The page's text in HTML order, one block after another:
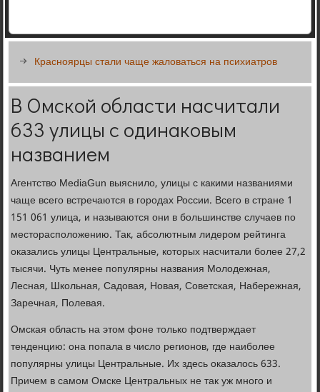
Красноярцы стали чаще жаловаться на психиатров
В Омской области насчитали
633 улицы с одинаковым
названием
Агентство MediaGun выяснило, улицы с какими названиями
чаще всего встречаются в городах России. Всего в стране 1
151 061 улица, и называются они в большинстве случаев по
месторасположению. Так, абсолютным лидером рейтинга
оказались улицы Центральные, которых насчитали более 27,2
тысячи. Чуть менее популярны названия Молодежная,
Лесная, Школьная, Садовая, Новая, Советская, Набережная,
Заречная, Полевая.
Омская область на этом фоне только подтверждает
тенденцию: она попала в число регионов, где наиболее
популярны улицы Центральные. Их здесь оказалось 633.
Причем в самом Омске Центральных не так уж много и